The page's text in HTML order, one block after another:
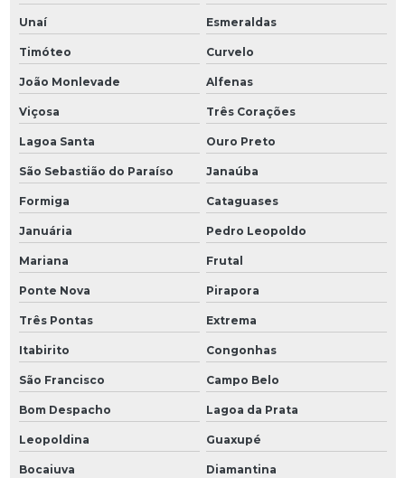
Unaí Esmeraldas
Timóteo Curvelo
João Monlevade Alfenas
Viçosa Três Corações
Lagoa Santa Ouro Preto
São Sebastião do Paraíso Janaúba
Formiga Cataguases
Januária Pedro Leopoldo
Mariana Frutal
Ponte Nova Pirapora
Três Pontas Extrema
Itabirito Congonhas
São Francisco Campo Belo
Bom Despacho Lagoa da Prata
Leopoldina Guaxupé
Bocaiuva Diamantina